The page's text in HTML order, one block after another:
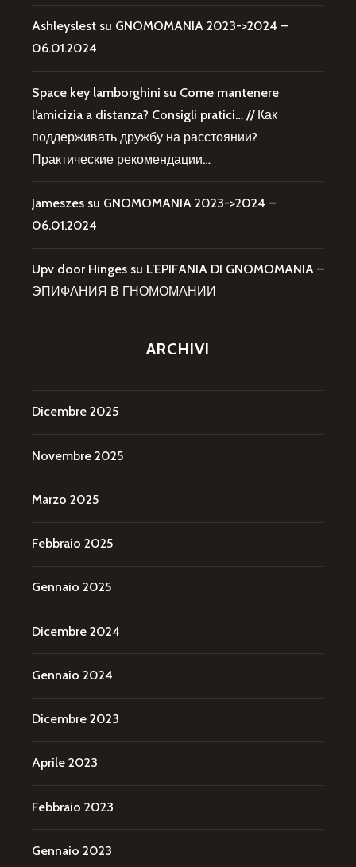
Ashleyslest su GNOMOMANIA 2023->2024 –
06.01.2024
Space key lamborghini su Come mantenere
l’amicizia a distanza? Consigli pratici… // Как
поддерживать дружбу на расстоянии?
Практические рекомендации…
Jameszes su GNOMOMANIA 2023->2024 –
06.01.2024
Upv door Hinges su L’EPIFANIA DI GNOMOMANIA –
ЭПИФАНИЯ В ГНОМОМАНИИ
ARCHIVI
Dicembre 2025
Novembre 2025
Marzo 2025
Febbraio 2025
Gennaio 2025
Dicembre 2024
Gennaio 2024
Dicembre 2023
Aprile 2023
Febbraio 2023
Gennaio 2023